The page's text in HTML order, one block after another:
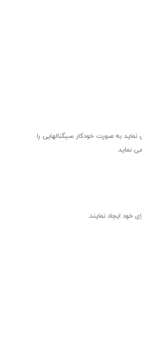
به صورت خودکار سیگنالهایی را
نماید.
خود ایجاد نمایند.